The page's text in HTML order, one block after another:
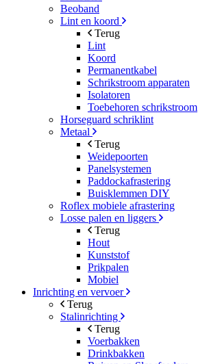
Beoband
Lint en koord
Terug
Lint
Koord
Permanentkabel
Schrikstroom apparaten
Isolatoren
Toebehoren schrikstroom
Horseguard schriklint
Metaal
Terug
Weidepoorten
Panelsystemen
Paddockafrastering
Buisklemmen DIY
Roflex mobiele afrastering
Losse palen en liggers
Terug
Hout
Kunststof
Prikpalen
Mobiel
Inrichting en vervoer
Terug
Stalinrichting
Terug
Voerbakken
Drinkbakken